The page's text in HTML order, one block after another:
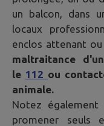
un balcon, dans
locaux
enclos attenant
maltraitance
le 112 ou
animale.
Notez
promener seuls